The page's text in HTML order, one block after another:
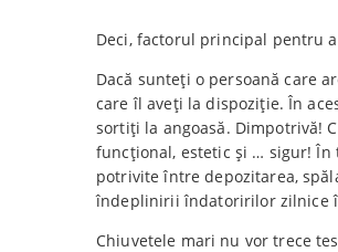
Deci, factorul principal pentru
Dacă sunteți o persoană care
care îl aveți la dispoziție. În
sortiți la angoasă. Dimpotrivă!
funcțional, estetic și … sigur! În
potrivite între depozitarea,
îndeplinirii îndatoririlor zilnice
Chiuvetele mari nu vor trece